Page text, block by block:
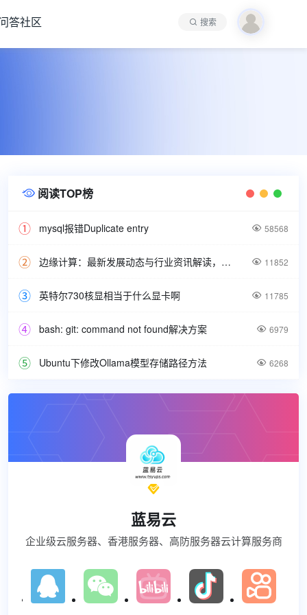
答社区 搜索
 阅读TOP榜
mysql报错Duplicate entry  58568
边缘计算：最新发展动态与行业资讯解读，洞悉技术前沿引领未来。  11852
英特尔730核显相当于什么显卡啊  11785
bash: git: command not found解决方案  6979
Ubuntu下修改Ollama模型存储路径方法  6268

蓝易云
企业级云服务器、香港服务器、高防服务器云计算服务商